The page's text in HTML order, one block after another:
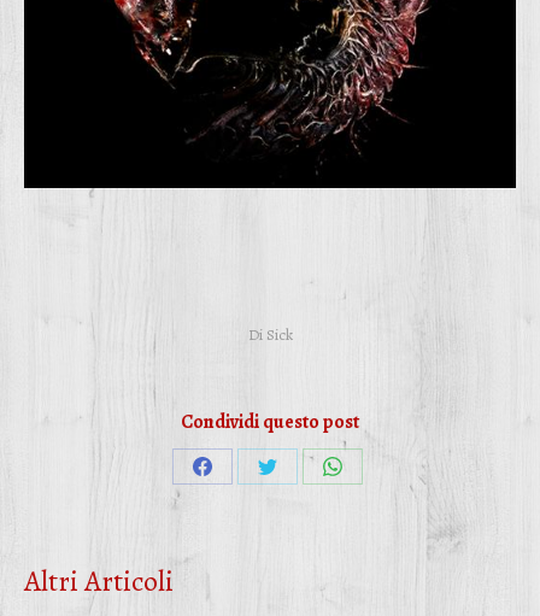
Di Sick
Condividi questo post
CondividiCondividiCondividi
Altri Articoli